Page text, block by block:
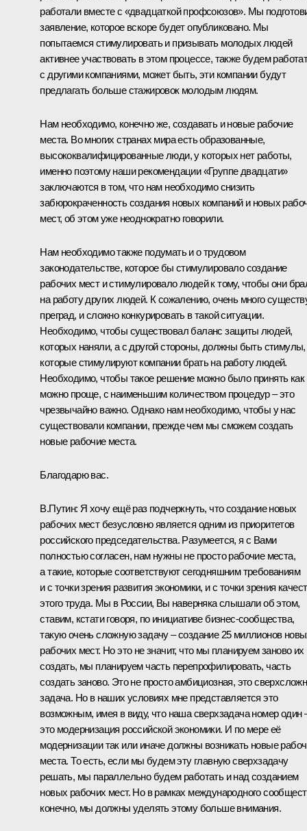
работали вместе с «двадцаткой профсоюзов». Мы
заявление, которое вскоре будет опубликовано. Мы
попытаемся стимулировать и призывать молодых людей
активнее участвовать в этом процессе, также будем
с другими компаниями, может быть, эти компании будут
предлагать больше стажировок молодым людям.
Нам необходимо, конечно же, создавать и новые рабочие
места. Во многих странах мира есть образованные,
высококвалифицированные люди, у которых нет работы,
именно поэтому наши рекомендации «Группе двадцати»
заключаются в том, что нам необходимо снизить
забюрокраченность создания новых компаний и новых
мест, об этом уже неоднократно говорили.
Нам необходимо также подумать и о трудовом
законодательстве, которое бы стимулировало создание
рабочих мест и стимулировало людей к тому, чтобы они
на работу других людей. К сожалению, очень много
преград, и сложно конкурировать в такой ситуации.
Необходимо, чтобы существовал баланс защиты людей,
которых наняли, а с другой стороны, должны быть стимулы,
которые стимулируют компании брать на работу людей.
Необходимо, чтобы такое решение можно было принять как
можно проще, с наименьшим количеством процедур – это
чрезвычайно важно. Однако нам необходимо, чтобы у нас
существовали компании, прежде чем мы сможем создать
новые рабочие места.
Благодарю вас.
В.Путин: Я хочу ещё раз подчеркнуть, что создание новых
рабочих мест безусловно является одним из приоритетов
российского председательства. Разумеется, я с Вами
полностью согласен, нам нужны не просто рабочие места,
а такие, которые соответствуют сегодняшним требованиям
и с точки зрения развития экономики, и с точки зрения
этого труда. Мы в России, Вы наверняка слышали об этом,
ставим, кстати говоря, по инициативе бизнес-сообщества,
такую очень сложную задачу – создание 25 миллионов
рабочих мест. Но это не значит, что мы планируем заново их
создать, мы планируем часть перепрофилировать, часть
создать заново. Это не просто амбициозная, это
задача. Но в наших условиях мне представляется это
возможным, имея в виду, что наша сверхзадача номер один
это модернизация российской экономики. И по мере её
модернизации так или иначе должны возникать новые
места. То есть, если мы будем эту главную сверхзадачу
решать, мы параллельно будем работать и над созданием
новых рабочих мест. Но в рамках международного
конечно, мы должны уделять этому больше внимания.